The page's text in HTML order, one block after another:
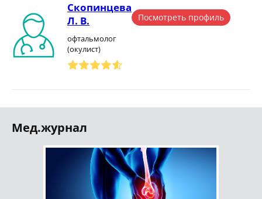
Скопинцева
Л. В.
офтальмолог
(окулист)
Посмотреть профиль
Мед.журнал